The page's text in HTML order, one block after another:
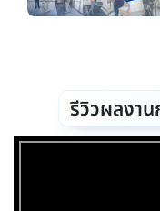
รีวิวผลงา